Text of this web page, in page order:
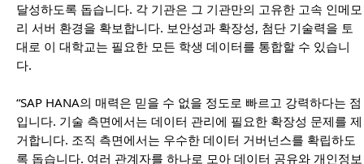
달성하도록 돕습니다. 각 기관은 그 기관만의 고유한 고속 인메모
리 서버 환경을 확보합니다. 보안성과 확장성, 첨단 기술력을 토
대로 이 대학교는 필요한 모든 학생 데이터를 통합할 수 있습니
다.
“SAP HANA의 매력은 믿을 수 없을 정도로 빠르고 강력하다는 점
입니다. 기술 측면에서는 데이터 관리에 필요한 확장성 문제를 제
거합니다. 조직 측면에서는 우수한 데이터 거버넌스를 확립하도
록 돕습니다. 여러 관계자를 하나로 모아 데이터 공유와 개인정보